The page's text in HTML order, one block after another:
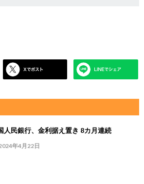
人民銀行、金利据え置き 8カ月連続
年4月22日